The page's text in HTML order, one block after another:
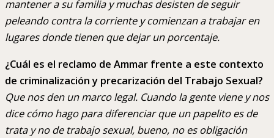
mantener a su familia y muchas desisten de seguir
peleando contra la corriente y comienzan a trabajar en
lugares donde tienen que dejar un porcentaje.
¿Cuál es el reclamo de Ammar frente a este contexto
de criminalización y precarización del Trabajo Sexual?
Que nos den un marco legal. Cuando la gente viene y nos
dice cómo hago para diferenciar que un papelito es de
trata y no de trabajo sexual, bueno, no es obligación